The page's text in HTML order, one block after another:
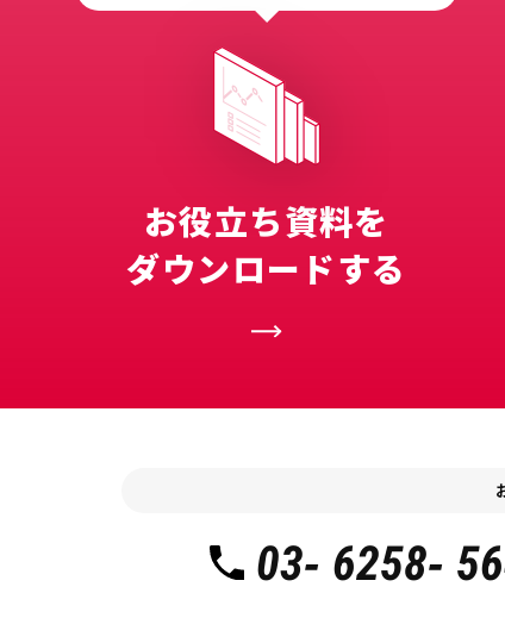
お役立ち資料を
ダウンロードする
03- 6258-